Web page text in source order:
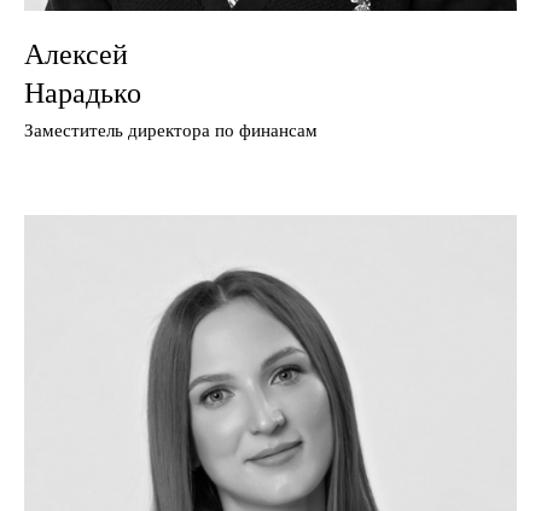
Алексей
Нарадько
Заместитель директора по финансам